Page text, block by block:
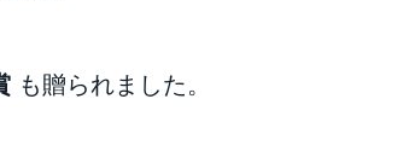
も贈られました。